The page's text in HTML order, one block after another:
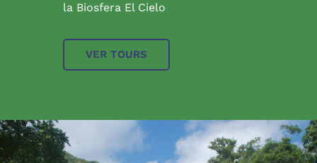
la Biosfera El Cielo
VER TOURS